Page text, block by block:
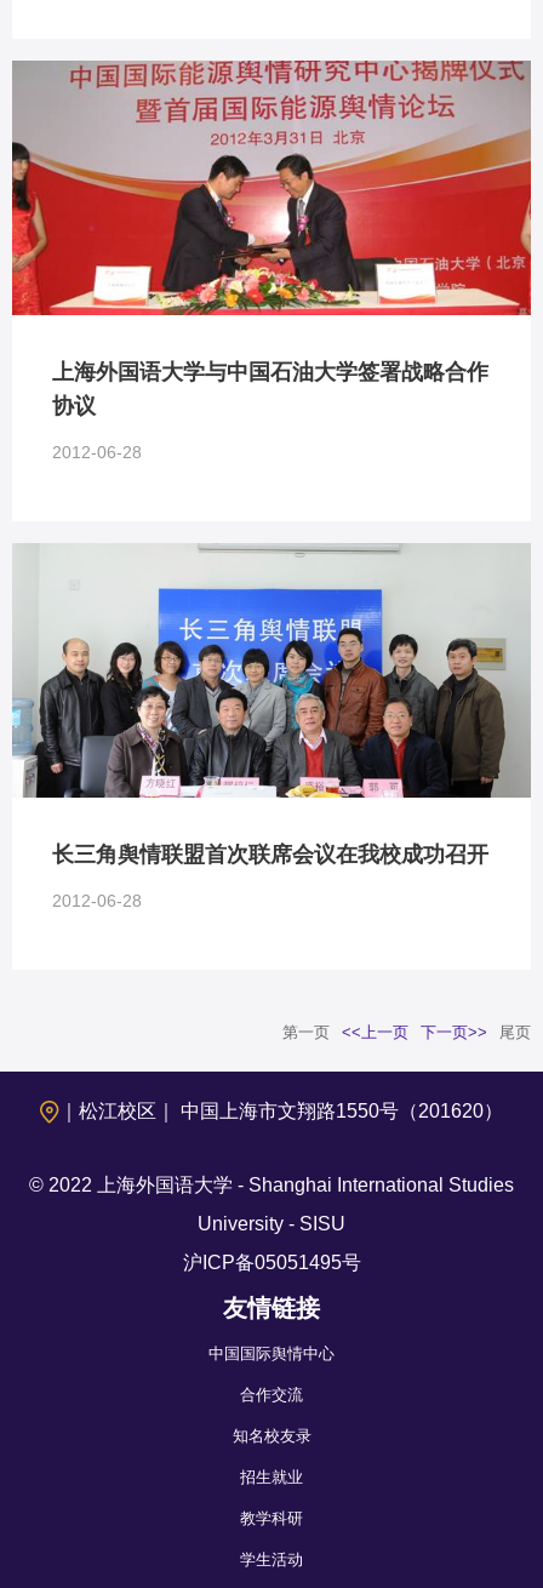
上海外国语大学与中国石油大学签署战略合作
协议
2012-06-28
长三角舆情联盟首次联席会议在我校成功召开
2012-06-28
第一页 <<上一页 下一页>> 尾页
｜松江校区｜ 中国上海市文翔路1550号（201620）
© 2022 上海外国语大学 - Shanghai International Studies
University - SISU
沪ICP备05051495号
友情链接
中国国际舆情中心
合作交流
知名校友录
招生就业
教学科研
学生活动